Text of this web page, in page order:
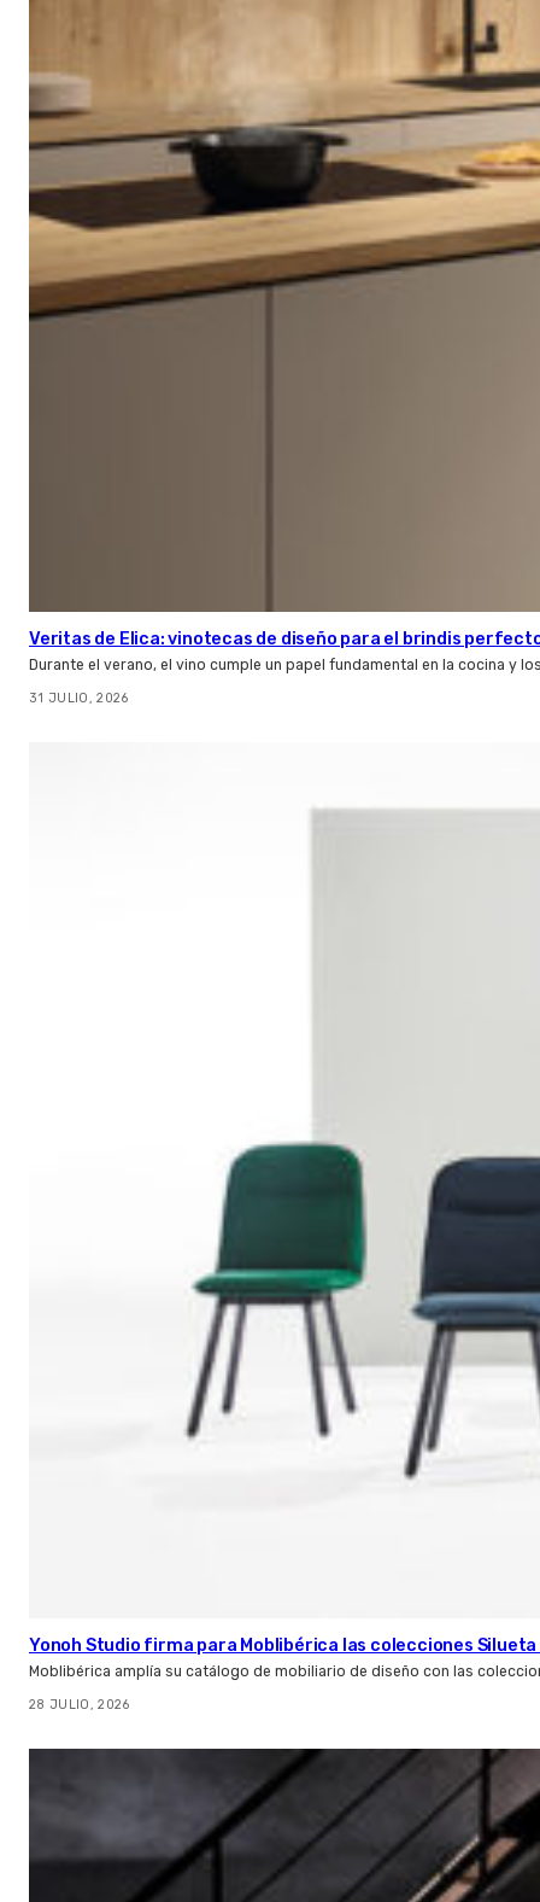
Veritas de Elica: vinotecas de diseño para el brindis
Durante el verano, el vino cumple un papel fundamental en la cocina y
31 JULIO, 2026
Yonoh Studio firma para Moblibérica las colecciones Silueta
Moblibérica amplía su catálogo de mobiliario de diseño con las
28 JULIO, 2026